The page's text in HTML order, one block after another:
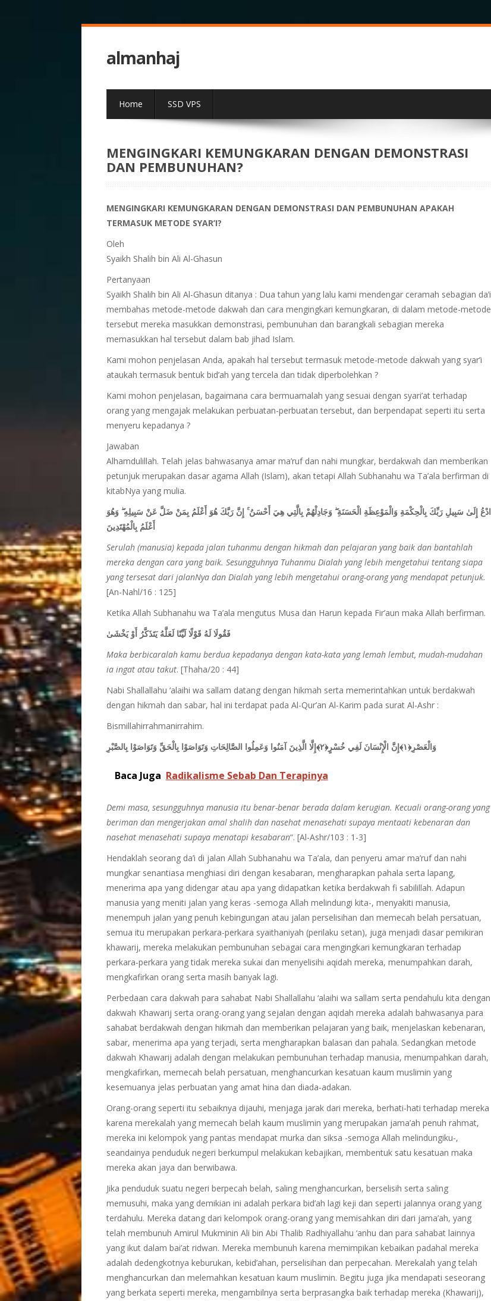
almanhaj
Home SSD VPS
MENGINGKARI KEMUNGKARAN DENGAN DEMONSTRASI
DAN PEMBUNUHAN?
MENGINGKARI KEMUNGKARAN DENGAN DEMONSTRASI DAN PEMBUNUHAN APAKAH
TERMASUK METODE SYAR’I?
Oleh
Syaikh Shalih bin Ali Al-Ghasun
Pertanyaan
Syaikh Shalih bin Ali Al-Ghasun ditanya : Dua tahun yang lalu kami mendengar ceramah sebagian da’i
membahas metode-metode dakwah dan cara mengingkari kemungkaran, di dalam metode-metode
tersebut mereka masukkan demonstrasi, pembunuhan dan barangkali sebagian mereka
memasukkan hal tersebut dalam bab jihad Islam.
Kami mohon penjelasan Anda, apakah hal tersebut termasuk metode-metode dakwah yang syar’i
ataukah termasuk bentuk bid’ah yang tercela dan tidak diperbolehkan ?
Kami mohon penjelasan, bagaimana cara bermuamalah yang sesuai dengan syari’at terhadap
orang yang mengajak melakukan perbuatan-perbuatan tersebut, dan berpendapat seperti itu serta
menyeru kepadanya ?
Jawaban
Alhamdulillah. Telah jelas bahwasanya amar ma’ruf dan nahi mungkar, berdakwah dan memberikan
petunjuk merupakan dasar agama Allah (Islam), akan tetapi Allah Subhanahu wa Ta’ala berfirman di
kitabNya yang mulia.
ادْعُ إِلَىٰ سَبِيلِ رَبِّكَ بِالْحِكْمَةِ وَالْمَوْعِظَةِ الْحَسَنَةِۖ وَجَادِلْهُمْ بِالَّتِي هِيَ أَحْسَنُۚ إِنَّ رَبَّكَ هُوَ أَعْلَمُ بِمَنْ ضَلَّ عَنْ سَبِيلِهِۖ وَهُوَ
أَعْلَمُ بِالْمُهْتَدِينَ
Serulah (manusia) kepada jalan tuhanmu dengan hikmah dan pelajaran yang baik dan bantahlah
mereka dengan cara yang baik. Sesungguhnya Tuhanmu Dialah yang lebih mengetahui tentang siapa
yang tersesat dari jalanNya dan Dialah yang lebih mengetahui orang-orang yang mendapat petunjuk.
[An-Nahl/16 : 125]
Ketika Allah Subhanahu wa Ta’ala mengutus Musa dan Harun kepada Fir’aun maka Allah berfirman.
فَقُولَا لَهُ قَوْلًا لَيِّنًا لَعَلَّهُ يَتَذَكَّرُ أَوْ يَخْشَىٰ
Maka berbicaralah kamu berdua kepadanya dengan kata-kata yang lemah lembut, mudah-mudahan
ia ingat atau takut. [Thaha/20 : 44]
Nabi Shallallahu ‘alaihi wa sallam datang dengan hikmah serta memerintahkan untuk berdakwah
dengan hikmah dan sabar, hal ini terdapat pada Al-Qur’an Al-Karim pada surat Al-Ashr :
Bismillahirrahmanirrahim.
وَالْعَصْرِ﴿١﴾إِنَّ الْإِنْسَانَ لَفِي خُسْرٍ﴿٢﴾إِلَّا الَّذِينَ آمَنُوا وَعَمِلُوا الصَّالِحَاتِ وَتَوَاصَوْا بِالْحَقِّ وَتَوَاصَوْا بِالصَّبْرِ
Baca Juga Radikalisme Sebab Dan Terapinya
Demi masa, sesungguhnya manusia itu benar-benar berada dalam kerugian. Kecuali orang-orang yang
beriman dan mengerjakan amal shalih dan nasehat menasehati supaya mentaati kebenaran dan
nasehat menasehati supaya menatapi kesabaran“. [Al-Ashr/103 : 1-3]
Hendaklah seorang da’i di jalan Allah Subhanahu wa Ta’ala, dan penyeru amar ma’ruf dan nahi
mungkar senantiasa menghiasi diri dengan kesabaran, mengharapkan pahala serta lapang,
menerima apa yang didengar atau apa yang didapatkan ketika berdakwah fi sabilillah. Adapun
manusia yang meniti jalan yang keras -semoga Allah melindungi kita-, menyakiti manusia,
menempuh jalan yang penuh kebingungan atau jalan perselisihan dan memecah belah persatuan,
semua itu merupakan perkara-perkara syaithaniyah (perilaku setan), juga menjadi dasar pemikiran
khawarij, mereka melakukan pembunuhan sebagai cara mengingkari kemungkaran terhadap
perkara-perkara yang tidak mereka sukai dan menyelisihi aqidah mereka, menumpahkan darah,
mengkafirkan orang serta masih banyak lagi.
Perbedaan cara dakwah para sahabat Nabi Shallallahu ‘alaihi wa sallam serta pendahulu kita dengan
dakwah Khawarij serta orang-orang yang sejalan dengan aqidah mereka adalah bahwasanya para
sahabat berdakwah dengan hikmah dan memberikan pelajaran yang baik, menjelaskan kebenaran,
sabar, menerima apa yang terjadi, serta mengharapkan balasan dan pahala. Sedangkan metode
dakwah Khawarij adalah dengan melakukan pembunuhan terhadap manusia, menumpahkan darah,
mengkafirkan, memecah belah persatuan, menghancurkan kesatuan kaum muslimin yang
kesemuanya jelas perbuatan yang amat hina dan diada-adakan.
Orang-orang seperti itu sebaiknya dijauhi, menjaga jarak dari mereka, berhati-hati terhadap mereka
karena merekalah yang memecah belah kaum muslimin yang merupakan jama’ah penuh rahmat,
mereka ini kelompok yang pantas mendapat murka dan siksa -semoga Allah melindungiku-,
seandainya penduduk negeri berkumpul melakukan kebajikan, membentuk satu kesatuan maka
mereka akan jaya dan berwibawa.
Jika penduduk suatu negeri berpecah belah, saling menghancurkan, berselisih serta saling
memusuhi, maka yang demikian ini adalah perkara bid’ah lagi keji dan seperti jalannya orang yang
terdahulu. Mereka datang dari kelompok orang-orang yang memisahkan diri dari jama’ah, yang
telah membunuh Amirul Mukminin Ali bin Abi Thalib Radhiyallahu ‘anhu dan para sahabat lainnya
yang ikut dalam bai’at ridwan. Mereka membunuh karena memimpikan kebaikan padahal mereka
adalah dedengkotnya keburukan, kebid’ahan, perselisihan dan perpecahan. Merekalah yang telah
menghancurkan dan melemahkan kesatuan kaum muslimin. Begitu juga jika mendapati seseorang
yang berkata seperti mereka, mengambilnya serta berprasangka baik terhadap mereka (Khawarij),